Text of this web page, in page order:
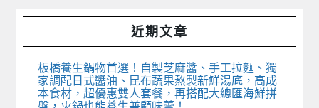
Primary
近期文章
板橋養生鍋物首選！自製芝麻醬、手工拉麵、獨
家調配日式醬油、昆布蔬果熬製新鮮湯底，高成
本食材，超優惠雙人套餐，再搭配大總匯海鮮拼